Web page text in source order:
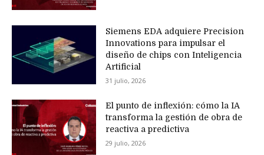
Siemens EDA adquiere Precision
Innovations para impulsar el
diseño de chips con Inteligencia
Artificial
31 julio, 2026
El punto de inflexión: cómo la IA
transforma la gestión de obra de
reactiva a predictiva
29 julio, 2026